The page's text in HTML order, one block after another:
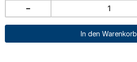
-
In den Warenkorb